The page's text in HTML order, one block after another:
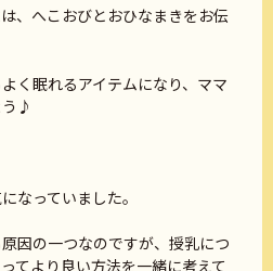
、へこおびとおひなまきをお伝
く眠れるアイテムになり、ママ
う♪
なっていました。
因の一つなのですが、授乳につ
てより良い方法を一緒に考えて